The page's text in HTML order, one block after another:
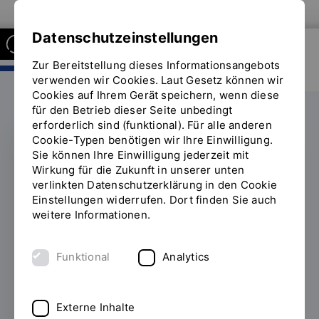
FAKULTÄT INFORMATIK UND
MATHEMATIK
WEITERBILDUNG
Hinter den Kulissen von
ChatGPT & Co. war
das Thema des 6.
der OTH Regensburg
Datenschutzeinstellungen
Zur Bereitstellung dieses Informationsangebots
verwenden wir Cookies. Laut Gesetz können wir
Cookies auf Ihrem Gerät speichern, wenn diese
für den Betrieb dieser Seite unbedingt
erforderlich sind (funktional). Für alle anderen
Cookie-Typen benötigen wir Ihre Einwilligung.
Sie können Ihre Einwilligung jederzeit mit
Wirkung für die Zukunft in unserer unten
verlinkten Datenschutzerklärung in den Cookie
Einstellungen widerrufen. Dort finden Sie auch
weitere Informationen.
Funktional Analytics
Externe Inhalte